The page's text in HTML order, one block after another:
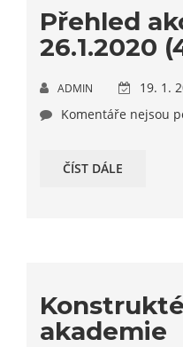
Přehled
26.1.2020
ADMIN
19. 1.
Komentáře nejsou
ČÍST DÁLE
akademie